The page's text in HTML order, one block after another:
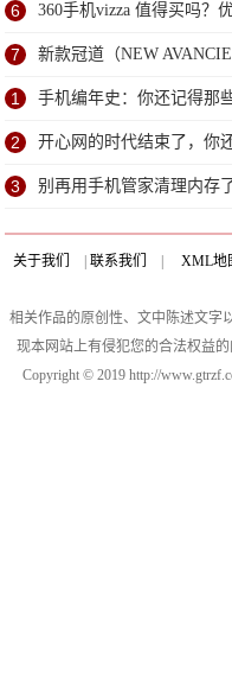
6 360手机vizza 值得买吗？
7 新款冠道（NEW
1 手机编年史：你还记得那
2 开心网的时代结束了，你
3 别再用手机管家清理内存
个G
关于我们 联系我们 XML地
相关作品的原创性、文中陈述文字
现本网站上有侵犯您的合法权益
Copyright © 2019 http://